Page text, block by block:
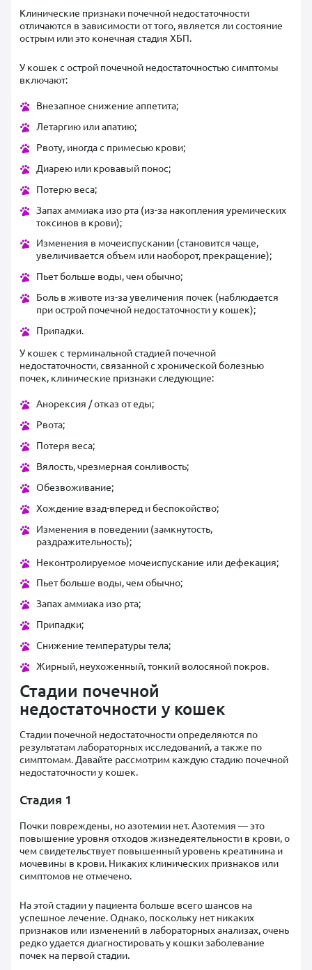
Клинические признаки почечной недостаточности
отличаются в зависимости от того, является ли состояние
острым или это конечная стадия ХБП.
У кошек с острой почечной недостаточностью симптомы
включают:
Внезапное снижение аппетита;
Летаргию или апатию;
Рвоту, иногда с примесью крови;
Диарею или кровавый понос;
Потерю веса;
Запах аммиака изо рта (из-за накопления уремических
токсинов в крови);
Изменения в мочеиспускании (становится чаще,
увеличивается объем или наоборот, прекращение);
Пьет больше воды, чем обычно;
Боль в животе из-за увеличения почек (наблюдается
при острой почечной недостаточности у кошек);
Припадки.
У кошек с терминальной стадией почечной
недостаточности, связанной с хронической болезнью
почек, клинические признаки следующие:
Анорексия / отказ от еды;
Рвота;
Потеря веса;
Вялость, чрезмерная сонливость;
Обезвоживание;
Хождение взад-вперед и беспокойство;
Изменения в поведении (замкнутость,
раздражительность);
Неконтролируемое мочеиспускание или дефекация;
Пьет больше воды, чем обычно;
Запах аммиака изо рта;
Припадки;
Снижение температуры тела;
Жирный, неухоженный, тонкий волосяной покров.
Стадии почечной
недостаточности у кошек
Стадии почечной недостаточности определяются по
результатам лабораторных исследований, а также по
симптомам. Давайте рассмотрим каждую стадию почечной
недостаточности у кошек.
Стадия 1
Почки повреждены, но азотемии нет. Азотемия — это
повышение уровня отходов жизнедеятельности в крови, о
чем свидетельствует повышенный уровень креатинина и
мочевины в крови. Никаких клинических признаков или
симптомов не отмечено.
На этой стадии у пациента больше всего шансов на
успешное лечение. Однако, поскольку нет никаких
признаков или изменений в лабораторных анализах, очень
редко удается диагностировать у кошки заболевание
почек на первой стадии.